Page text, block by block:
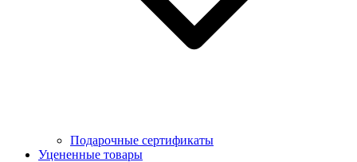
Подарочные сертификаты
Уцененные товары